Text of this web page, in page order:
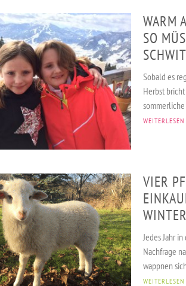
WARM
SO
Sobald es
Herbst
WEITERLESEN
VIER
Jedes Jahr
Nachfrage
wappnen
WEITERLESEN